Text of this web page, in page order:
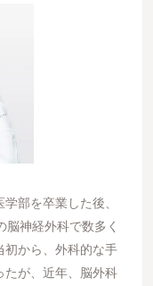
部を卒業した後、
神経外科で数多く
初から、外科的な⼿
たが、近年、脳外科